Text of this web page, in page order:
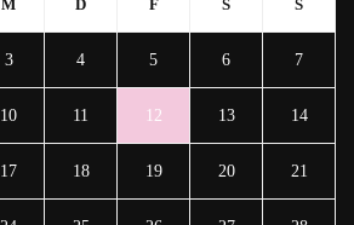
M D F S S
3 4 5 6 7
10 11 12 13 14
17 18 19 20 21